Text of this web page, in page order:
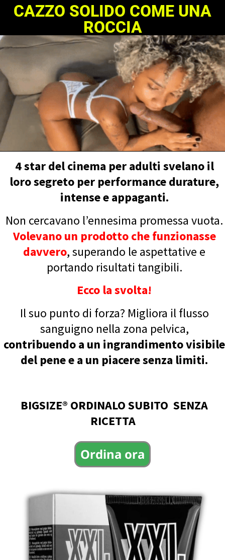
CAZZO SOLIDO COME UNA
ROCCIA
4 star del cinema per adulti svelano il
loro segreto per performance durature,
intense e appaganti.
Non cercavano l’ennesima promessa vuota.
Volevano un prodotto che funzionasse
davvero, superando le aspettative e
portando risultati tangibili.
Ecco la svolta!
Il suo punto di forza? Migliora il flusso
sanguigno nella zona pelvica,
contribuendo a un ingrandimento visibile
del pene e a un piacere senza limiti.
BIGSIZE® ORDINALO SUBITO SENZA
RICETTA
Ordina ora